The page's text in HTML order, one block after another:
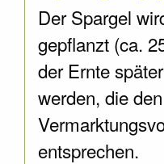
Der Spargel
gepflanzt (ca.
der Ernte
werden, die den
entsprechen.